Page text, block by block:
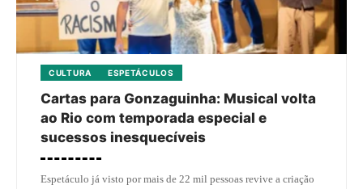
CULTURA ESPETÁCULOS
Cartas para Gonzaguinha: Musical volta
ao Rio com temporada especial e
sucessos inesquecíveis
Espetáculo já visto por mais de 22 mil pessoas revive a criação